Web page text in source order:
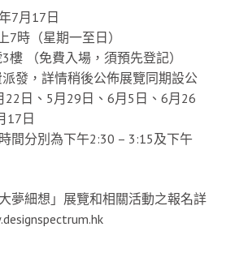
7月17日
7時（星期一至日）
樓 （免費入場，須預先登記）
發，詳情稍後公佈展覽同期設公
22日、5月29日、6月5日、6月26
17日
間分別為下午2:30 – 3:15及下午
夢細想」展覽和相關活動之報名詳